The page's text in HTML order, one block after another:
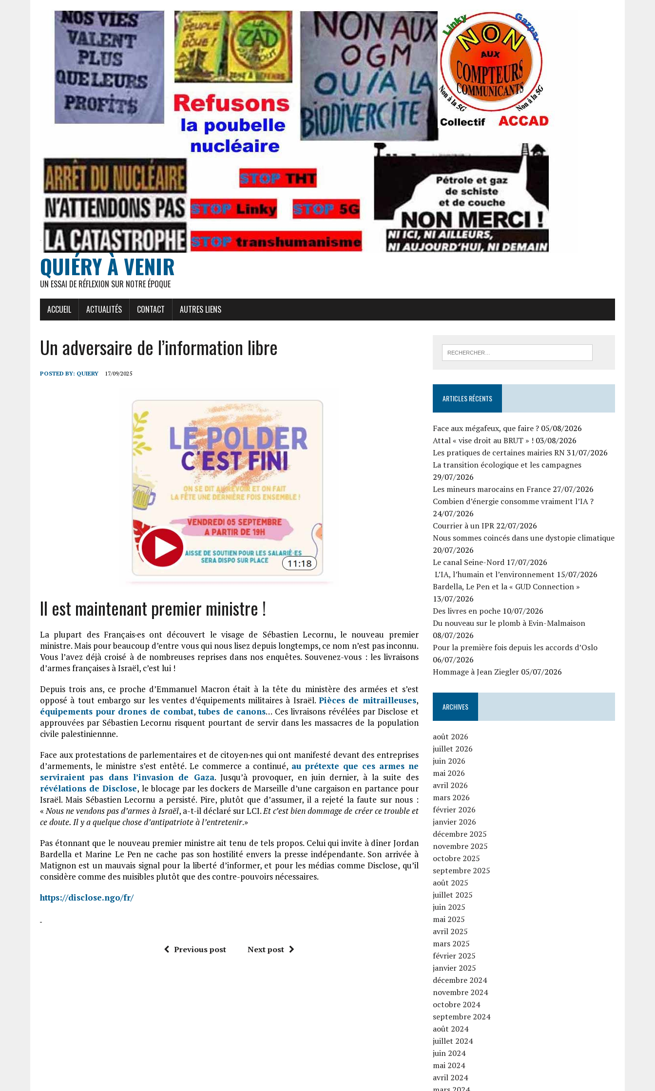
QUIÉRY À VENIR
UN ESSAI DE RÉFLEXION SUR NOTRE ÉPOQUE
ACCUEIL ACTUALITÉS CONTACT AUTRES LIENS
Un adversaire de l’information libre
POSTED BY: QUIERY 17/09/2025
Il est maintenant premier ministre !
La plupart des Français·es ont découvert le visage de Sébastien Lecornu, le nouveau premier
ministre. Mais pour beaucoup d’entre vous qui nous lisez depuis longtemps, ce nom n’est pas inconnu.
Vous l’avez déjà croisé à de nombreuses reprises dans nos enquêtes. Souvenez-vous : les livraisons
d’armes françaises à Israël, c’est lui !
Depuis trois ans, ce proche d’Emmanuel Macron était à la tête du ministère des armées et s’est
opposé à tout embargo sur les ventes d’équipements militaires à Israël.Pièces de mitrailleuses,
équipements pour drones de combat,tubes de canons… Ces livraisons révélées par Disclose et
approuvées par Sébastien Lecornu risquent pourtant de servir dans les massacres de la population
civile palestiniennne.
Face aux protestations de parlementaires et de citoyen·nes qui ont manifesté devant des entreprises
d’armements, le ministre s’est entêté. Le commerce a continué, au prétexte que ces armes ne
serviraient pas dans l’invasion de Gaza. Jusqu’à provoquer, en juin dernier, à la suite des
révélations de Disclose, le blocage par les dockers de Marseille d’une cargaison en partance pour
Israël. Mais Sébastien Lecornu a persisté. Pire, plutôt que d’assumer, il a rejeté la faute sur nous :
«Nous ne vendons pas d’armes à Israël, a-t-il déclaré sur LCI.Et c’est bien dommage de créer ce trouble et
ce doute. Il y a quelque chose d’antipatriote à l’entretenir.»
Pas étonnant que le nouveau premier ministre ait tenu de tels propos. Celui qui invite à dîner Jordan
Bardella et Marine Le Pen ne cache pas son hostilité envers la presse indépendante. Son arrivée à
Matignon est un mauvais signal pour la liberté d’informer, et pour les médias comme Disclose, qu’il
considère comme des nuisibles plutôt que des contre-pouvoirs nécessaires.
https://disclose.ngo/fr/
Previous post Next post
ARTICLES RÉCENTS
Face aux mégafeux, que faire ? 05/08/2026
Attal « vise droit au BRUT » ! 03/08/2026
Les pratiques de certaines mairies RN31/07/2026
La transition écologique et les campagnes
29/07/2026
Les mineurs marocains en France 27/07/2026
Combien d’énergie consomme vraiment l’IA ?
24/07/2026
Courrier à un IPR 22/07/2026
Nous sommes coincés dans une dystopie climatique
20/07/2026
Le canal Seine-Nord 17/07/2026
L’IA, l’humain et l’environnement 15/07/2026
Bardella, Le Pen et la « GUD Connection »
13/07/2026
Des livres en poche 10/07/2026
Du nouveau sur le plomb à Evin-Malmaison
08/07/2026
Pour la première fois depuis les accords d’Oslo
06/07/2026
Hommage à Jean Ziegler 05/07/2026
ARCHIVES
août 2026
juillet 2026
juin 2026
mai 2026
avril 2026
mars 2026
février 2026
janvier 2026
décembre 2025
novembre 2025
octobre 2025
septembre 2025
août 2025
juillet 2025
juin 2025
mai 2025
avril 2025
mars 2025
février 2025
janvier 2025
décembre 2024
novembre 2024
octobre 2024
septembre 2024
août 2024
juillet 2024
juin 2024
mai 2024
avril 2024